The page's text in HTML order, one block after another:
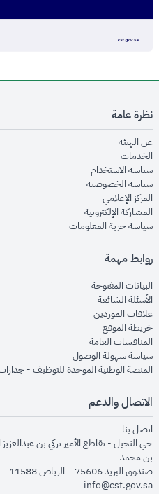
نظرة عامة
عن الهيئةopens in new window
الخدماتopens in new window
سياسة الاستخدام
سياسة الخصوصيةin new window
المركز الإعلاميopens in new window
المشاركة الإلكترونيةin new window
سياسة حرية المعلوماتin new window
روابط مهمة
البيانات المفتوحةopens in new window
الأسئلة الشائعةopens in new window
علاقات الموردينopens in new window
خريطة الموقعopens in new window
المنافسات العامةopens in new window
سياسة سهولة الوصولin new window
المنصة الوطنية الموحدة للتوظيف -
الاتصال والدعم
اتصل بنا
حي النخيل - تقاطع الأمير تركي بن
بن محمد
صندوق البريد 75606 – الرياض 11588
info@cst.gov.sa